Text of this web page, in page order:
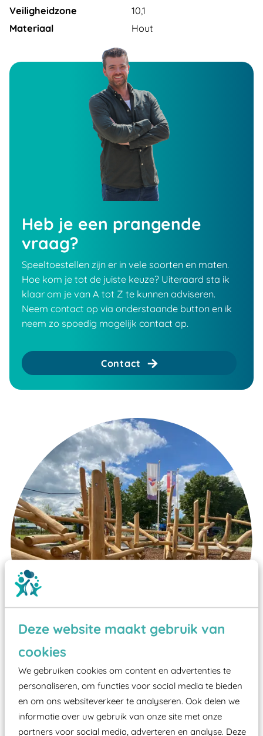
Deze website maakt gebruik van
cookies
We gebruiken cookies om content en advertenties te
personaliseren, om functies voor social media te bieden
en om ons websiteverkeer te analyseren. Ook delen we
informatie over uw gebruik van onze site met onze
partners voor social media, adverteren en analyse. Deze
Veiligheidzone
10,1
Materiaal
Hout
Heb je een prangende
vraag?
Speeltoestellen zijn er in vele soorten en maten.
Hoe kom je tot de juiste keuze? Uiteraard sta ik
klaar om je van A tot Z te kunnen adviseren.
Neem contact op via onderstaande button en ik
neem zo spoedig mogelijk contact op.
Contact
Wist je dat:
Vanaf een valhoogte van 1,5 meter een speciale
valondergrond onder speeltoestellen verplicht is